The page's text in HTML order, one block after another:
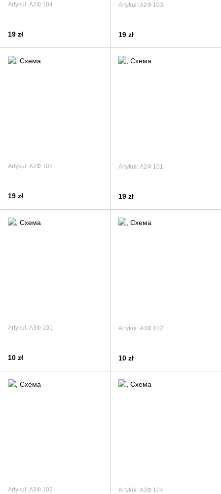
Artykuł: А2Ф 104
19 zł
Artykuł: А2Ф 103
19 zł
Artykuł: А2Ф 102
19 zł
Artykuł: А2Ф 101
19 zł
Artykuł: А3Ф 101
10 zł
Artykuł: А3Ф 102
10 zł
Artykuł: А3Ф 103 Artykuł: А3Ф 104